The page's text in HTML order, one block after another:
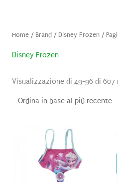
Home/ Brand / Disney Frozen/
Disney Frozen
Visualizzazione di 49-96 di